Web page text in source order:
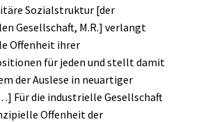
Sozialstruktur [der
Gesellschaft, M.R.] verlangt
Offenheit ihrer
für jeden und stellt damit
der Auslese in neuartiger
Für die industrielle Gesellschaft
Offenheit der